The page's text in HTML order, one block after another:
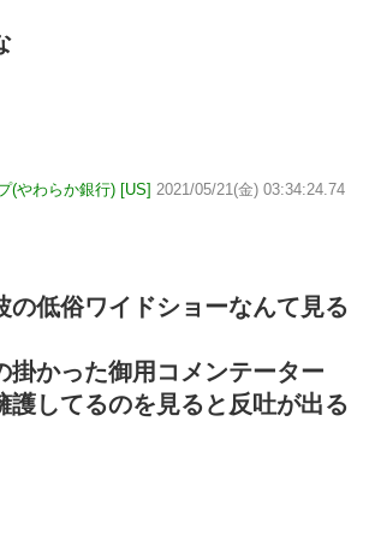
(やわらか銀行) [US] 2021/05/21(金) 03:34:24.74
の低俗ワイドショーなんて見る
掛かった御用コメンテーター
護してるのを見ると反吐が出る